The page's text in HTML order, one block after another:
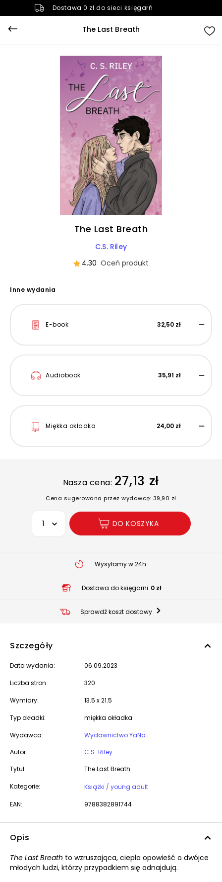
Dostawa 0 zł do sieci księgarń
The Last Breath
The Last Breath
C.S. Riley
4.30 Oceń produkt
Inne wydania
E-book 32,50 zł
Audiobook 35,91 zł
Miękka okładka 24,00 zł
Nasza cena: 27,13 zł
Cena sugerowana przez wydawcę: 39,90 zł
Wybierz opcję
DO KOSZYKA
Wysyłamy w 24h
Dostawa do księgarni 0 zł
Sprawdź koszt dostawy
Szczegóły
Data wydania: 06.09.2023
Liczba stron: 320
Wymiary: 13.5 x 21.5
Typ okładki: miękka okładka
Wydawca:
Wydawnictwo YaNa
Autor:
C.S. Riley
Tytuł:
The Last Breath
Kategorie: Książki / young adult
EAN: 9788382891744
Opis
The Last Breath to wzruszająca, ciepła opowieść o dwójce
młodych ludzi, którzy przypadkiem się odnajdują.